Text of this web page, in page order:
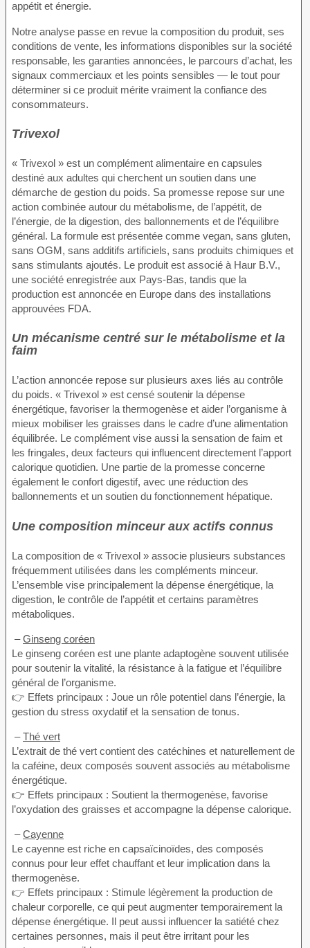
appétit et énergie.
Notre analyse passe en revue la composition du produit, ses
conditions de vente, les informations disponibles sur la société
responsable, les garanties annoncées, le parcours d’achat, les
signaux commerciaux et les points sensibles — le tout pour
déterminer si ce produit mérite vraiment la confiance des
consommateurs.
Trivexol
« Trivexol » est un complément alimentaire en capsules
destiné aux adultes qui cherchent un soutien dans une
démarche de gestion du poids. Sa promesse repose sur une
action combinée autour du métabolisme, de l’appétit, de
l’énergie, de la digestion, des ballonnements et de l’équilibre
général. La formule est présentée comme vegan, sans gluten,
sans OGM, sans additifs artificiels, sans produits chimiques et
sans stimulants ajoutés. Le produit est associé à Haur B.V.,
une société enregistrée aux Pays-Bas, tandis que la
production est annoncée en Europe dans des installations
approuvées FDA.
Un mécanisme centré sur le métabolisme et la
faim
L’action annoncée repose sur plusieurs axes liés au contrôle
du poids. « Trivexol » est censé soutenir la dépense
énergétique, favoriser la thermogenèse et aider l’organisme à
mieux mobiliser les graisses dans le cadre d’une alimentation
équilibrée. Le complément vise aussi la sensation de faim et
les fringales, deux facteurs qui influencent directement l’apport
calorique quotidien. Une partie de la promesse concerne
également le confort digestif, avec une réduction des
ballonnements et un soutien du fonctionnement hépatique.
Une composition minceur aux actifs connus
La composition de « Trivexol » associe plusieurs substances
fréquemment utilisées dans les compléments minceur.
L’ensemble vise principalement la dépense énergétique, la
digestion, le contrôle de l’appétit et certains paramètres
métaboliques.
–Ginseng coréen
Le ginseng coréen est une plante adaptogène souvent utilisée
pour soutenir la vitalité, la résistance à la fatigue et l’équilibre
général de l’organisme.
👉 Effets principaux : Joue un rôle potentiel dans l’énergie, la
gestion du stress oxydatif et la sensation de tonus.
–Thé vert
L’extrait de thé vert contient des catéchines et naturellement de
la caféine, deux composés souvent associés au métabolisme
énergétique.
👉 Effets principaux : Soutient la thermogenèse, favorise
l’oxydation des graisses et accompagne la dépense calorique.
–Cayenne
Le cayenne est riche en capsaïcinoïdes, des composés
connus pour leur effet chauffant et leur implication dans la
thermogenèse.
👉 Effets principaux : Stimule légèrement la production de
chaleur corporelle, ce qui peut augmenter temporairement la
dépense énergétique. Il peut aussi influencer la satiété chez
certaines personnes, mais il peut être irritant pour les